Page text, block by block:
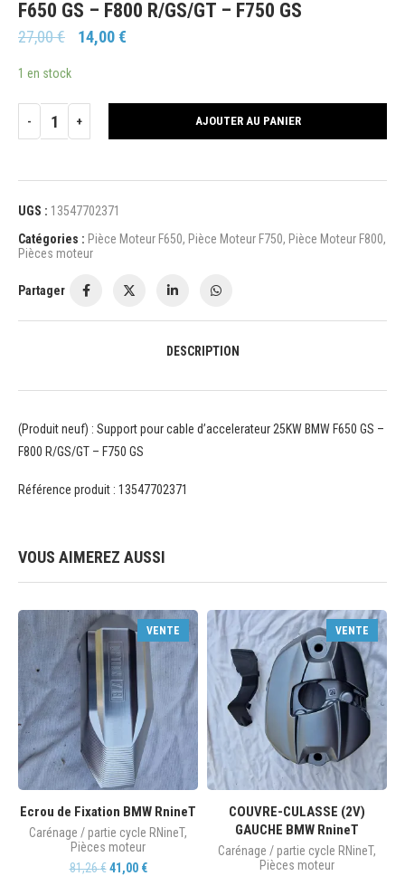
F650 GS – F800 R/GS/GT – F750 GS
27,00€ 14,00€
1 en stock
AJOUTER AU PANIER
UGS : 13547702371
Catégories : Pièce Moteur F650, Pièce Moteur F750, Pièce Moteur F800,
Pièces moteur
Partager
DESCRIPTION
(Produit neuf) : Support pour cable d’accelerateur 25KW BMW F650 GS –
F800 R/GS/GT – F750 GS
Référence produit : 13547702371
VOUS AIMEREZ AUSSI
VENTE
Ecrou de Fixation BMW RnineT
Carénage / partie cycle RNineT,
Pièces moteur
81,26€ 41,00 €
VENTE
COUVRE-CULASSE (2V)
GAUCHE BMW RnineT
Carénage / partie cycle RNineT,
Pièces moteur